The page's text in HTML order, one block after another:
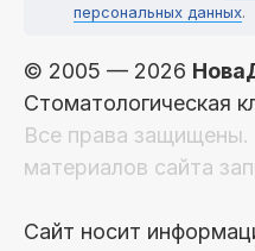
персональных данных.
© 2005 — 2026
Стоматологическая
Все права защищены.
материалов сайта
Сайт носит